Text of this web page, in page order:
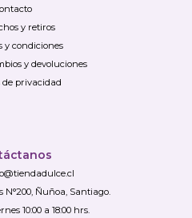
y retiros
y condiciones
y devoluciones
de privacidad
N°200, Ñuñoa, Santiago.
10:00 a 18:00 hrs.